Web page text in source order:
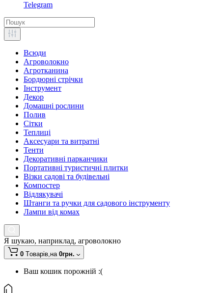
Telegram
Всюди
Агроволокно
Агротканина
Бордюрні стрічки
Інструмент
Декор
Домашні рослини
Полив
Сітки
Теплиці
Аксесуари та витратні
Тенти
Декоративні парканчики
Портативні туристичні плитки
Візки садові та будівельні
Компостер
Відлякувачі
Штанги та ручки для садового інструменту
Лампи від комах
Я шукаю, наприклад, агроволокно
0 Tоварів,на 0грн.
Ваш кошик порожній :(